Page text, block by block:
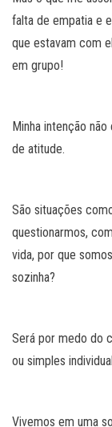
falta de empatia e
que estavam com
em grupo!
Minha intenção
de atitude.
São situações
questionarmos,
vida, por que
sozinha?
Será por medo do
ou simples
Vivemos em uma